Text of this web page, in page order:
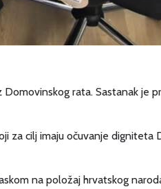
rata. Sastanak je
za cilj imaju očuvanje digniteta
na položaj hrvatskog